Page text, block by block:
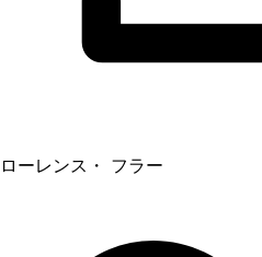
ローレンス・ フラー